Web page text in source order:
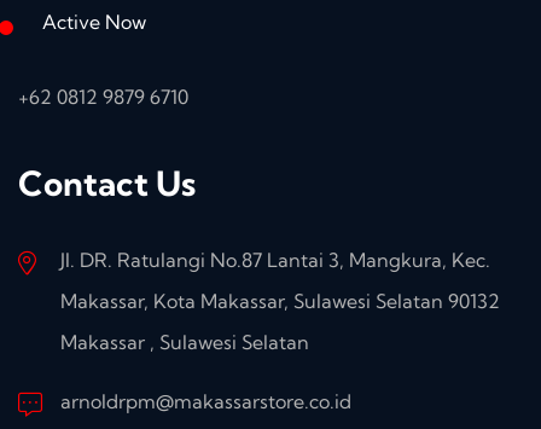
Active Now
+62 0812 9879 6710
Contact Us
Jl. DR. Ratulangi No.87 Lantai 3, Mangkura, Kec.
Makassar, Kota Makassar, Sulawesi Selatan 90132
Makassar , Sulawesi Selatan
arnoldrpm@makassarstore.co.id